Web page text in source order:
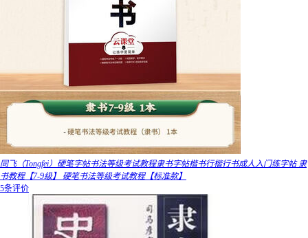
同飞（Tongfei）硬笔字帖书法等级考试教程隶书字帖楷书行楷行书成人入门练字帖 隶
书教程【7-9级】 硬笔书法等级考试教程【标准款】
5条评价